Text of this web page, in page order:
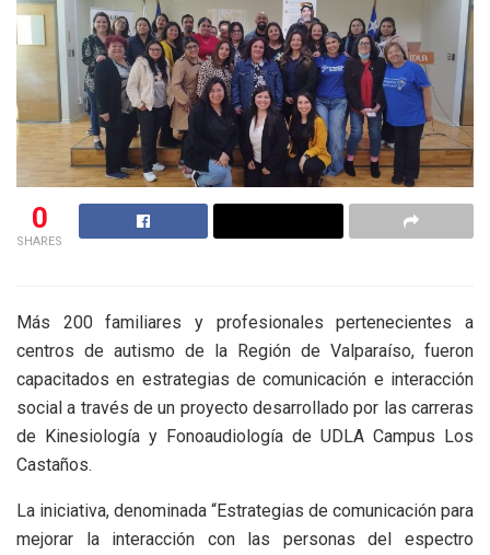
0
SHARES
Más 200 familiares y profesionales pertenecientes a
centros de autismo de la Región de Valparaíso, fueron
capacitados en estrategias de comunicación e interacción
social a través de un proyecto desarrollado por las carreras
de Kinesiología y Fonoaudiología de UDLA Campus Los
Castaños.
La iniciativa, denominada “Estrategias de comunicación para
mejorar la interacción con las personas del espectro